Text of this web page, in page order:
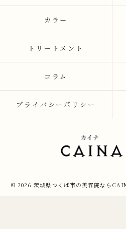
カラー
トリートメント
コラム
プライバシーポリシー
© 2026 茨城県つくば市の美容院なら